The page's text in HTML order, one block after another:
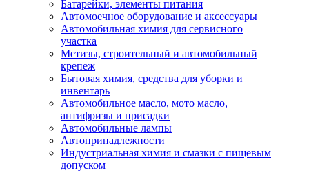
Батарейки, элементы питания
Автомоечное оборудование и аксессуары
Автомобильная химия для сервисного
участка
Метизы, строительный и автомобильный
крепеж
Бытовая химия, средства для уборки и
инвентарь
Автомобильное масло, мото масло,
антифризы и присадки
Автомобильные лампы
Автопринадлежности
Индустриальная химия и смазки с пищевым
допуском